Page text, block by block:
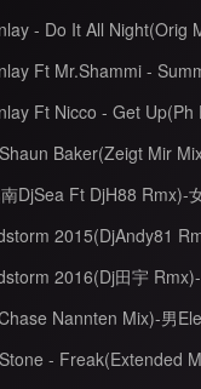
- Do It All Night(Orig
Baker(Zeigt Mir
DjSea Ft DjH88 Rmx)-
2015(DjAndy81
2016(Dj田宇
Nannten Mix)-男
- Freak(Extended